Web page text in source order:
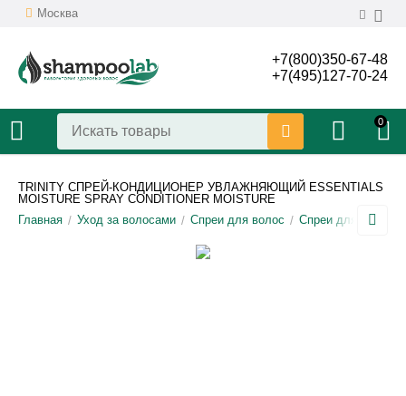
Москва
+7(800)350-67-48
+7(495)127-70-24
0
TRINITY СПРЕЙ-КОНДИЦИОНЕР УВЛАЖНЯЮЩИЙ ESSENTIALS
MOISTURE SPRAY CONDITIONER MOISTURE
Главная / Уход за волосами / Спреи для волос / Спреи для волос